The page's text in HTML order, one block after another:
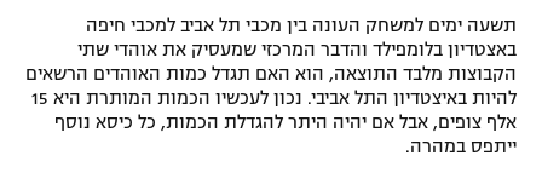
תקנון משתתפים וזוכים בפרסים
תקנון עבור פעילות אלקטרה
תקנון עבור פעילות ספורט 1 – "מרלן"
טניס
גיימינג E-Sports
פוטבול אמריקאי NFL
בייסבול MLB
תשעה ימים למשחק העונה בין מכבי תל אביב למכבי חיפה
באצטדיון בלומפילד והדבר המרכזי שמעסיק את אוהדי שתי
הקבוצות מלבד התוצאה, הוא האם תגדל כמות האוהדים הרשאים
להיות באיצטדיון התל אביבי. נכון לעכשיו הכמות המותרת היא 15
אלף צופים, אבל אם יהיה היתר להגדלת הכמות, כל כיסא נוסף
ייתפס במהרה.